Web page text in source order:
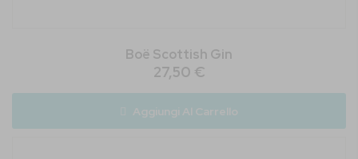
Boë Scottish Gin
27,50 €
Aggiungi Al Carrello